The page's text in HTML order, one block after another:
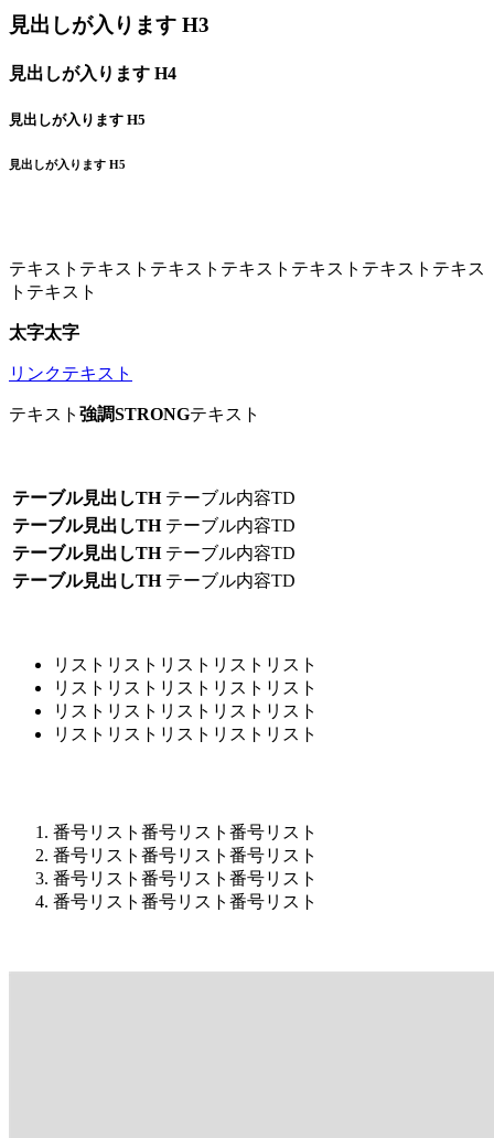
見出しが入ります H3
見出しが入ります H4
見出しが入ります H5
見出しが入ります H5
テキストテキストテキストテキストテキストテキストテキス
トテキスト
太字太字
リンクテキスト
テキスト 強調STRONGテキスト
テーブル見出しTH テーブル内容TD
テーブル見出しTH テーブル内容TD
テーブル見出しTH テーブル内容TD
テーブル見出しTH テーブル内容TD
リストリストリストリストリスト
リストリストリストリストリスト
リストリストリストリストリスト
リストリストリストリストリスト
番号リスト番号リスト番号リスト
番号リスト番号リスト番号リスト
番号リスト番号リスト番号リスト
番号リスト番号リスト番号リスト